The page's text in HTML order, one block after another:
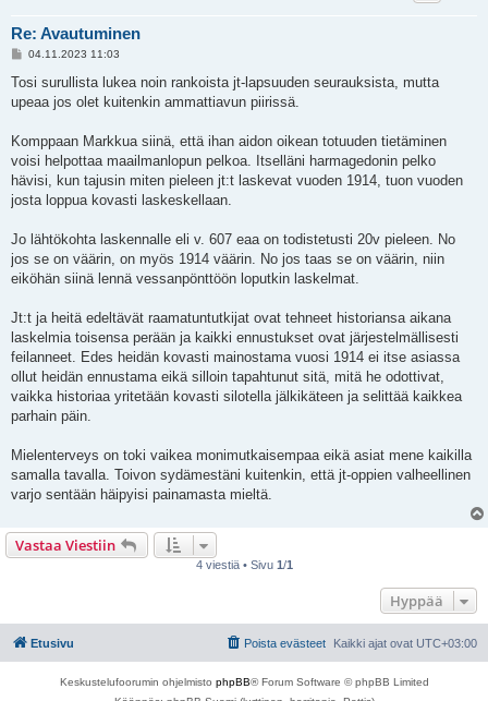
Re: Avautuminen
V
e
t
04.11.2023 11:03
Tosi surullista lukea noin rankoista jt-lapsuuden seurauksista, mutta
upeaa jos olet kuitenkin ammattiavun piirissä.
Komppaan Markkua siinä, että ihan aidon oikean totuuden tietäminen
voisi helpottaa maailmanlopun pelkoa. Itselläni harmagedonin pelko
hävisi, kun tajusin miten pieleen jt:t laskevat vuoden 1914, tuon vuoden
josta loppua kovasti laskeskellaan.
Jo lähtökohta laskennalle eli v. 607 eaa on todistetusti 20v pieleen. No
jos se on väärin, on myös 1914 väärin. No jos taas se on väärin, niin
eiköhän siinä lennä vessanpönttöön loputkin laskelmat.
Jt:t ja heitä edeltävät raamatuntutkijat ovat tehneet historiansa aikana
laskelmia toisensa perään ja kaikki ennustukset ovat järjestelmällisesti
feilanneet. Edes heidän kovasti mainostama vuosi 1914 ei itse asiassa
ollut heidän ennustama eikä silloin tapahtunut sitä, mitä he odottivat,
vaikka historiaa yritetään kovasti silotella jälkikäteen ja selittää kaikkea
parhain päin.
Mielenterveys on toki vaikea monimutkaisempaa eikä asiat mene kaikilla
samalla tavalla. Toivon sydämestäni kuitenkin, että jt-oppien valheellinen
varjo sentään häipyisi painamasta mieltä.
Vastaa Viestiin
4 viestiä • Sivu 1/1
Hyppää
Etusivu Kaikki ajat ovat UTC+03:00
Poista evästeet
Keskustelufoorumin ohjelmisto phpBB® Forum Software © phpBB Limited